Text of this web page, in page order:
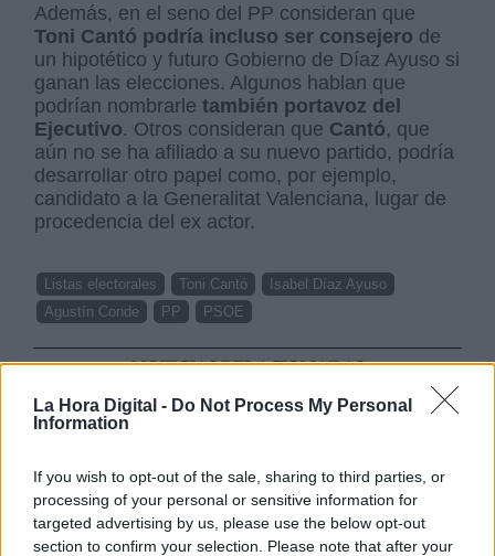
La Hora Digital - Do Not Process My Personal
Information
If you wish to opt-out of the sale, sharing to third parties, or
processing of your personal or sensitive information for
targeted advertising by us, please use the below opt-out
section to confirm your selection. Please note that after your
Además, en el seno del PP consideran que
Toni Cantó podría incluso ser consejero de
un hipotético y futuro Gobierno de Díaz Ayuso si
ganan las elecciones. Algunos hablan que
podrían nombrarle también portavoz del
Ejecutivo. Otros consideran que Cantó, que
aún no se ha afiliado a su nuevo partido, podría
desarrollar otro papel como, por ejemplo,
candidato a la Generalitat Valenciana, lugar de
procedencia del ex actor.
Listas electorales Toni Cantó
Isabel Díaz Ayuso
Agustín Conde
PP PSOE
NOTICIAS RELACIONADAS